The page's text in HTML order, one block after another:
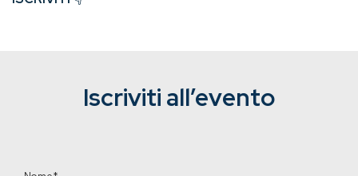
Iscriviti all’evento